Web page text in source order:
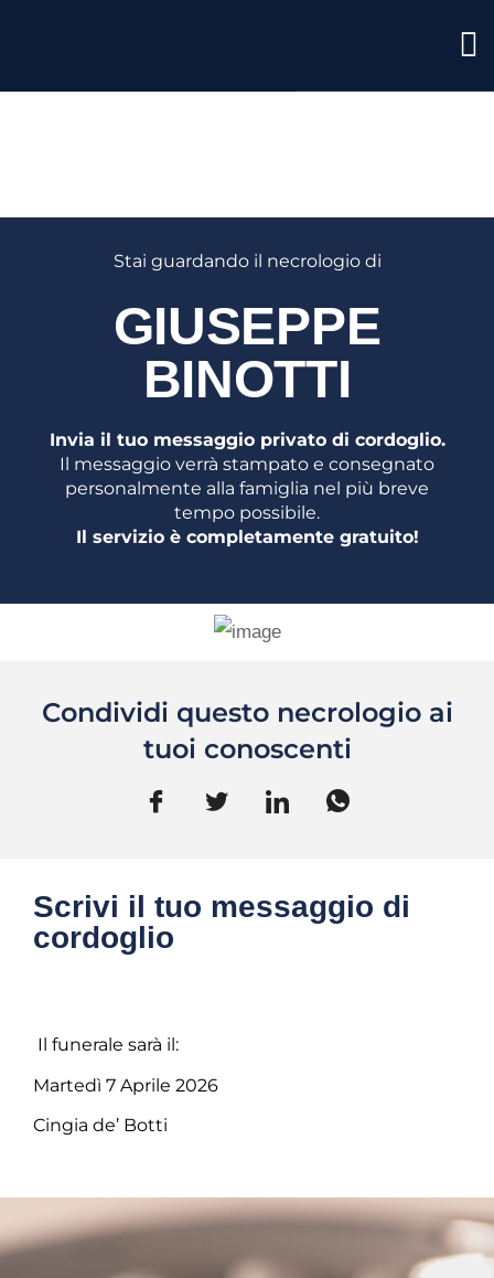
BINOTTI
Stai guardando il necrologio di
GIUSEPPE
BINOTTI
Invia il tuo messaggio privato di cordoglio.
Il messaggio verrà stampato e consegnato
personalmente alla famiglia nel più breve
tempo possibile.
Il servizio è completamente gratuito!
Condividi questo necrologio ai
tuoi conoscenti
Scrivi il tuo messaggio di
cordoglio
Il funerale sarà il:
Martedì 7 Aprile 2026
Cingia de’ Botti